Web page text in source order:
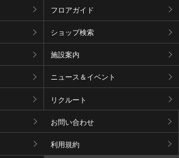
フロアガイド
ショップ検索
施設案内
ニュース＆イベント
リクルート
お問い合わせ
利用規約